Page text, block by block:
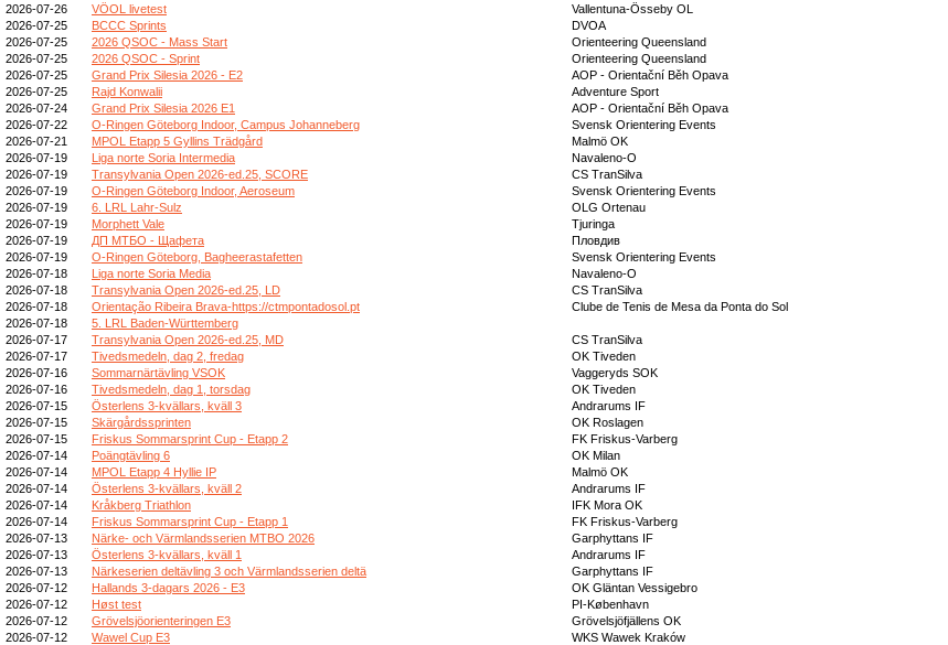
2026-07-26
VÖOL livetest
Vallentuna-Össeby OL
2026-07-25
BCCC Sprints
DVOA
2026-07-25
2026 QSOC - Mass Start
Orienteering Queensland
2026-07-25
2026 QSOC - Sprint
Orienteering Queensland
2026-07-25
Grand Prix Silesia 2026 - E2
AOP - Orientační Běh Opava
2026-07-25
Rajd Konwalii
Adventure Sport
2026-07-24
Grand Prix Silesia 2026 E1
AOP - Orientační Běh Opava
2026-07-22
O-Ringen Göteborg Indoor, Campus Johanneberg
Svensk Orientering Events
2026-07-21
MPOL Etapp 5 Gyllins Trädgård
Malmö OK
2026-07-19
Liga norte Soria Intermedia
Navaleno-O
2026-07-19
Transylvania Open 2026-ed.25, SCORE
CS TranSilva
2026-07-19
O-Ringen Göteborg Indoor, Aeroseum
Svensk Orientering Events
2026-07-19
6. LRL Lahr-Sulz
OLG Ortenau
2026-07-19
Morphett Vale
Tjuringa
2026-07-19
ДП МТБО - Щафета
Пловдив
2026-07-19
O-Ringen Göteborg, Bagheerastafetten
Svensk Orientering Events
2026-07-18
Liga norte Soria Media
Navaleno-O
2026-07-18
Transylvania Open 2026-ed.25, LD
CS TranSilva
2026-07-18
Orientação Ribeira Brava-https://ctmpontadosol.pt
Clube de Tenis de Mesa da Ponta do Sol
2026-07-18
5. LRL Baden-Württemberg
2026-07-17
Transylvania Open 2026-ed.25, MD
CS TranSilva
2026-07-17
Tivedsmedeln, dag 2, fredag
OK Tiveden
2026-07-16
Sommarnärtävling VSOK
Vaggeryds SOK
2026-07-16
Tivedsmedeln, dag 1, torsdag
OK Tiveden
2026-07-15
Österlens 3-kvällars, kväll 3
Andrarums IF
2026-07-15
Skärgårdssprinten
OK Roslagen
2026-07-15
Friskus Sommarsprint Cup - Etapp 2
FK Friskus-Varberg
2026-07-14
Poängtävling 6
OK Milan
2026-07-14
MPOL Etapp 4 Hyllie IP
Malmö OK
2026-07-14
Österlens 3-kvällars, kväll 2
Andrarums IF
2026-07-14
Kråkberg Triathlon
IFK Mora OK
2026-07-14
Friskus Sommarsprint Cup - Etapp 1
FK Friskus-Varberg
2026-07-13
Närke- och Värmlandsserien MTBO 2026
Garphyttans IF
2026-07-13
Österlens 3-kvällars, kväll 1
Andrarums IF
2026-07-13
Närkeserien deltävling 3 och Värmlandsserien deltä
Garphyttans IF
2026-07-12
Hallands 3-dagars 2026 - E3
OK Gläntan Vessigebro
2026-07-12
Høst test
PI-København
2026-07-12
Grövelsjöorienteringen E3
Grövelsjöfjällens OK
2026-07-12
Wawel Cup E3
WKS Wawek Kraków